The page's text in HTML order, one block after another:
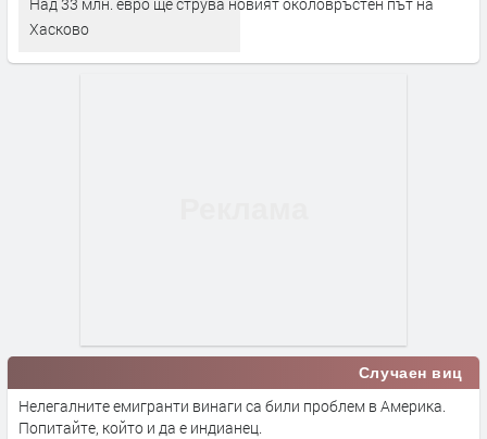
Хасково
Случаен виц
Нелегалните емигранти винаги са били проблем в Америка.
Попитайте, който и да е индианец.